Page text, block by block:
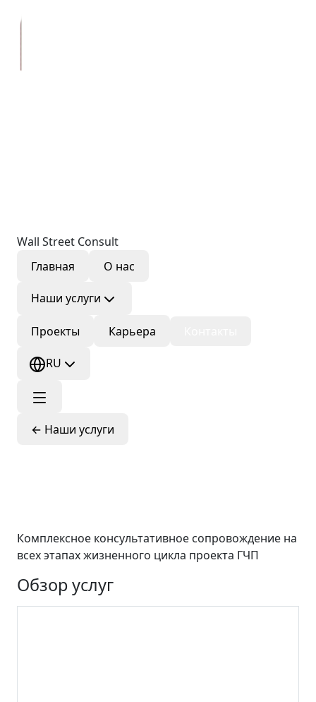
Wall Street Consult
Главная
О нас
Наши услуги
Проекты Карьера
RU
← Наши услуги
Комплексное консультативное сопровождение на
всех этапах жизненного цикла проекта ГЧП
Обзор услуг